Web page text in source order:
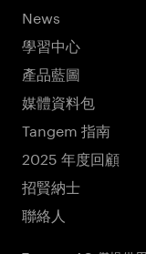
News
學習中心
產品藍圖
媒體資料包
Tangem 指南
2025 年度回顧
招賢納士
聯絡人